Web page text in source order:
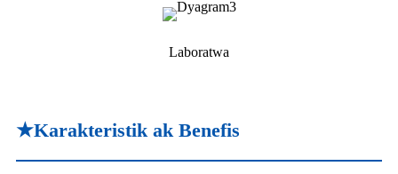
Laboratwa
★Karakteristik ak Benefis